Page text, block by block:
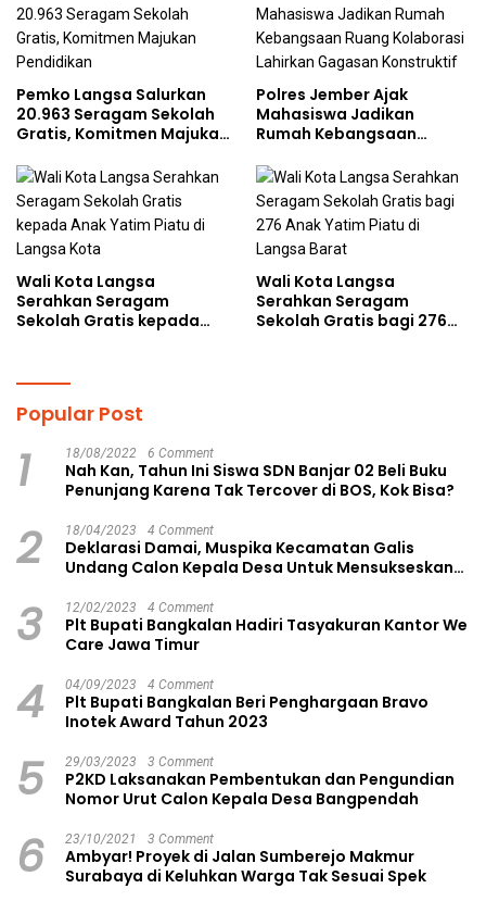
Pemko Langsa Salurkan
20.963 Seragam Sekolah
Gratis, Komitmen Majukan
Polres Jember Ajak
Mahasiswa Jadikan
Rumah Kebangsaan
Gagasan Konstruktif
Wali Kota Langsa
Serahkan Seragam
Sekolah Gratis kepada
Wali Kota Langsa
Serahkan Seragam
Sekolah Gratis bagi 276
Popular Post
1 18/08/2022 6 Comment
Nah Kan, Tahun Ini Siswa SDN Banjar 02 Beli Buku
Penunjang Karena Tak Tercover di BOS, Kok Bisa?
2 18/04/2023 4 Comment
Deklarasi Damai, Muspika Kecamatan Galis
Undang Calon Kepala Desa Untuk Mensukseskan
3 12/02/2023 4 Comment
Plt Bupati Bangkalan Hadiri Tasyakuran Kantor We
Care Jawa Timur
4 04/09/2023 4 Comment
Plt Bupati Bangkalan Beri Penghargaan Bravo
Inotek Award Tahun 2023
5 29/03/2023 3 Comment
P2KD Laksanakan Pembentukan dan Pengundian
Nomor Urut Calon Kepala Desa Bangpendah
6 23/10/2021 3 Comment
Ambyar! Proyek di Jalan Sumberejo Makmur
Surabaya di Keluhkan Warga Tak Sesuai Spek